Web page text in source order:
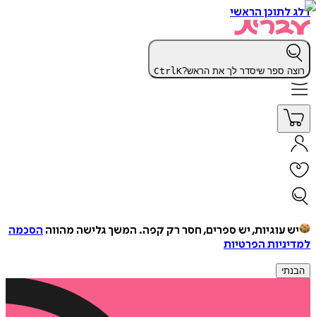
דלג לתוכן הראשי
רוצה ספר שיסדר לך את הראש? CtrlK
יש עוגיות, יש ספרים, חסר רק קפה. המשך גלישה מהווה הסכמה
למדיניות הפרטיות
הבנתי